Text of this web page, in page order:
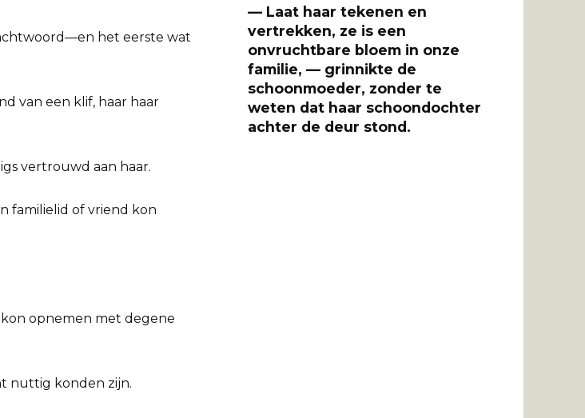
het eerste wat
van een klif, haar haar
vertrouwd aan haar.
familielid of vriend kon
opnemen met degene
nuttig konden zijn.
— Laat haar tekenen en
vertrekken, ze is een
onvruchtbare bloem in onze
familie, — grinnikte de
schoonmoeder, zonder te
weten dat haar schoondochter
achter de deur stond.